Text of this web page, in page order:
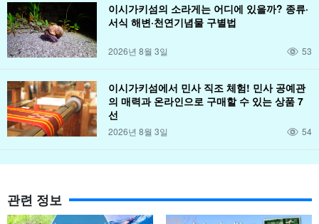
이시가키섬의 소라게는 어디에 있을까? 종류·
서식 해변·천연기념물 구별법
2026년 8월 3일 53
이시가키섬에서 민사 직조 체험! 민사 공예관
의 매력과 온라인으로 구매할 수 있는 상품 7
선
2026년 8월 3일 54
관련 정보